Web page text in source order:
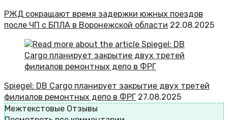
РЖД сокращают время задержки южных поездов
после ЧП с БПЛА в Воронежской области 22.08.2025
Spiegel: DB Cargo планирует закрытие двух третей
филиалов ремонтных депо в ФРГ 27.08.2025
Межтекстовые Отзывы